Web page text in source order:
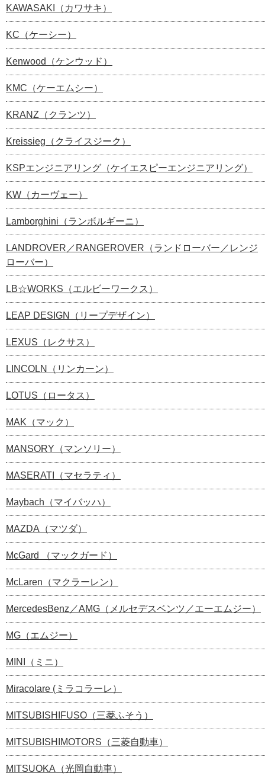
KAWASAKI（カワサキ）
KC（ケーシー）
Kenwood（ケンウッド）
KMC（ケーエムシー）
KRANZ（クランツ）
Kreissieg（クライスジーク）
KSPエンジニアリング（ケイエスピーエンジニアリング）
KW（カーヴェー）
Lamborghini（ランボルギーニ）
LANDROVER／RANGEROVER（ランドローバー／レンジ
ローバー）
LB☆WORKS（エルビーワークス）
LEAP DESIGN（リープデザイン）
LEXUS（レクサス）
LINCOLN（リンカーン）
LOTUS（ロータス）
MAK（マック）
MANSORY（マンソリー）
MASERATI（マセラティ）
Maybach（マイバッハ）
MAZDA（マツダ）
McGard （マックガード）
McLaren（マクラーレン）
MercedesBenz／AMG（メルセデスベンツ／エーエムジー）
MG（エムジー）
MINI（ミニ）
Miracolare (ミラコラーレ）
MITSUBISHIFUSO（三菱ふそう）
MITSUBISHIMOTORS（三菱自動車）
MITSUOKA（光岡自動車）